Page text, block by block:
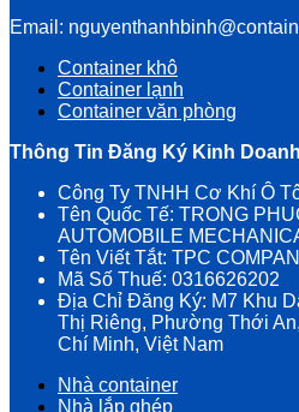
Email:
Container khô
Container lạnh
Container văn phòng
Thông Tin Đăng Ký Kinh Doanh
Công Ty TNHH Cơ Khí Ô
Tên Quốc Tế: TRONG
AUTOMOBILE
Tên Viết Tắt: TPC
Mã Số Thuế: 0316626202
Địa Chỉ Đăng Ký: M7 Khu
Thị Riêng, Phường Thới
Chí Minh, Việt Nam
Nhà container
Nhà lắp ghép